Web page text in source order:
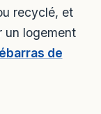
recyclé, et
un logement
de